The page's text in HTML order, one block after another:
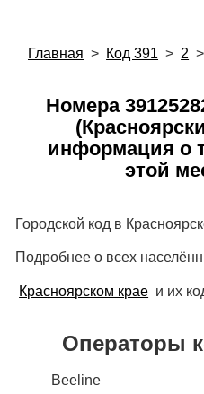
Главная > Код 391 > 2 >
Номера
информация о
этой
Городской код в
Подробнее о всех
Красноярском крае и их
Операторы
Beeline